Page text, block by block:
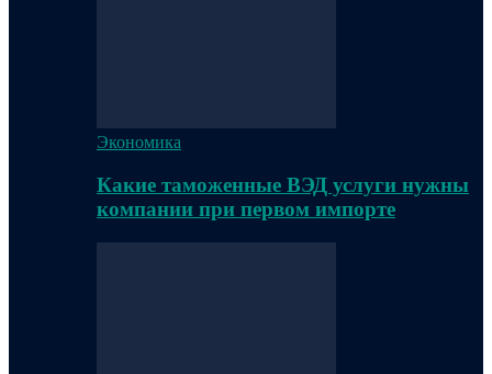
Экономика
Какие таможенные ВЭД услуги нужны
компании при первом импорте